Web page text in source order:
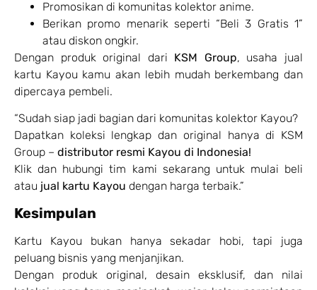
Promosikan di komunitas kolektor anime.
Berikan promo menarik seperti “Beli 3 Gratis 1”
atau diskon ongkir.
Dengan produk original dari KSM Group, usaha jual
kartu Kayou kamu akan lebih mudah berkembang dan
dipercaya pembeli.
“Sudah siap jadi bagian dari komunitas kolektor Kayou?
Dapatkan koleksi lengkap dan original hanya di KSM
Group – distributor resmi Kayou di Indonesia!
Klik dan hubungi tim kami sekarang untuk mulai beli
atau jual kartu Kayou dengan harga terbaik.”
Kesimpulan
Kartu Kayou bukan hanya sekadar hobi, tapi juga
peluang bisnis yang menjanjikan.
Dengan produk original, desain eksklusif, dan nilai